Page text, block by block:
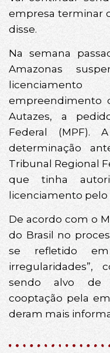
empresa terminar
disse.
Na semana
Amazonas
empreendimento
Autazes, a
Federal (MPF).
determinação
Tribunal Regional
que tinha
licenciamento pelo
De acordo com o
do Brasil no
se refletido
irregularidades”,
sendo alvo de
cooptação pela
deram mais